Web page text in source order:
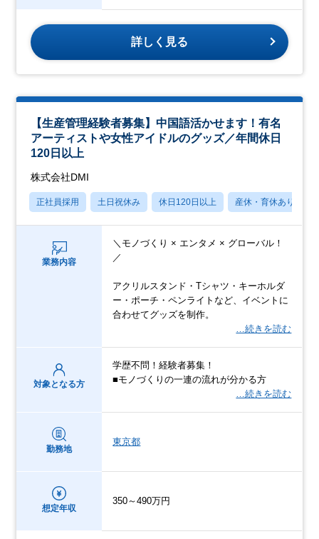
詳しく見る
【生産管理経験者募集】中国語活かせます！有名
アーティストや女性アイドルのグッズ／年間休日
120日以上
株式会社DMI
正社員採用 土日祝休み 休日120日以上 産休・育休あり
業務内容
＼モノづくり × エンタメ × グローバル！
／
アクリルスタンド・Tシャツ・キーホルダ
ー・ポーチ・ペンライトなど、イベントに
合わせてグッズを制作。
…続きを読む
対象となる方
学歴不問！経験者募集！
■モノづくりの一連の流れが分かる方
…続きを読む
勤務地
東京都
想定年収
350～490万円